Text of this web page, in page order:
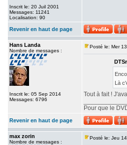
Inscrit le: 20 Juil 2001
Messages: 11241
Localisation: 90
Revenir en haut de page
Hans Landa
Nombre de messages :
Inscrit le: 05 Sep 2014
Messages: 6796
Posté le: Mer
Là
Tout à fait !
Pour que le
Revenir en haut de page
max zorin
Nombre de messages :
Posté le: Jeu